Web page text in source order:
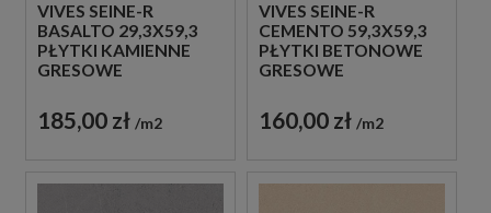
VIVES SEINE-R
BASALTO 29,3X59,3
PŁYTKI KAMIENNE
GRESOWE
185,00 zł m2
VIVES SEINE-R
CEMENTO 59,3X59,3
PŁYTKI BETONOWE
GRESOWE
160,00 zł m2